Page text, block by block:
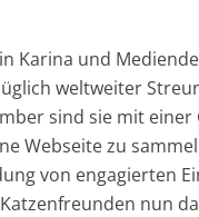
Karina und
weltweiter
sind sie mit
Webseite zu
von engagierten
nun